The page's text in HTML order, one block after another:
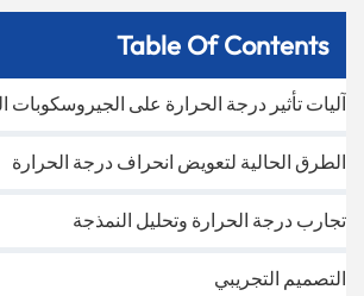
Table Of Contents
آليات تأثير درجة الحرارة على الجيروسكوبات
الطرق الحالية لتعويض انحراف درجة الحرارة
تجارب درجة الحرارة وتحليل النمذجة
التصميم التجريبي